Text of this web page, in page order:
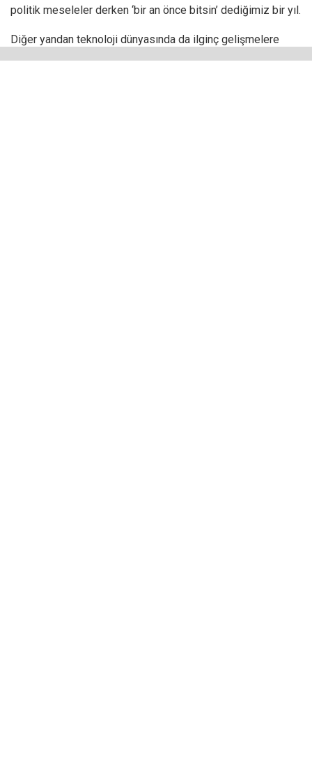
politik meseleler derken ‘bir an önce bitsin’ dediğimiz bir yıl.
Diğer yandan teknoloji dünyasında da ilginç gelişmelere
tanıklık edildi 2020’de. İlginç bir ‘refresh’ dönemi yaşandı,